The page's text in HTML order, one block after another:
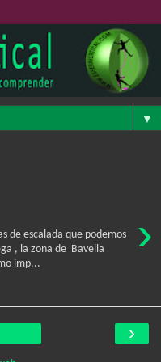
▼
›
de escalada que podemos
, la zona de Bavella
imp...
›